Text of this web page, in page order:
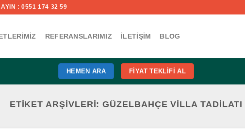
: 0551 174 32 59
REFERANSLARIMIZ İLETIŞIM BLOG
HEMEN ARA FIYAT TEKLIFI AL
ETIKET ARŞIVLERI:GÜZELBAHÇE VILLA TADILATI